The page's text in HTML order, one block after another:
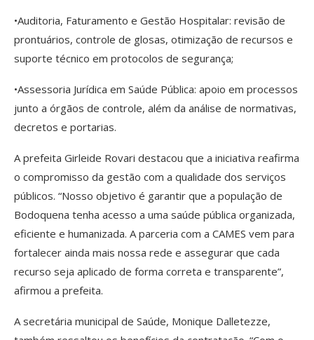
•Auditoria, Faturamento e Gestão Hospitalar: revisão de
prontuários, controle de glosas, otimização de recursos e
suporte técnico em protocolos de segurança;
•Assessoria Jurídica em Saúde Pública: apoio em processos
junto a órgãos de controle, além da análise de normativas,
decretos e portarias.
A prefeita Girleide Rovari destacou que a iniciativa reafirma
o compromisso da gestão com a qualidade dos serviços
públicos. “Nosso objetivo é garantir que a população de
Bodoquena tenha acesso a uma saúde pública organizada,
eficiente e humanizada. A parceria com a CAMES vem para
fortalecer ainda mais nossa rede e assegurar que cada
recurso seja aplicado de forma correta e transparente”,
afirmou a prefeita.
A secretária municipal de Saúde, Monique Dalletezze,